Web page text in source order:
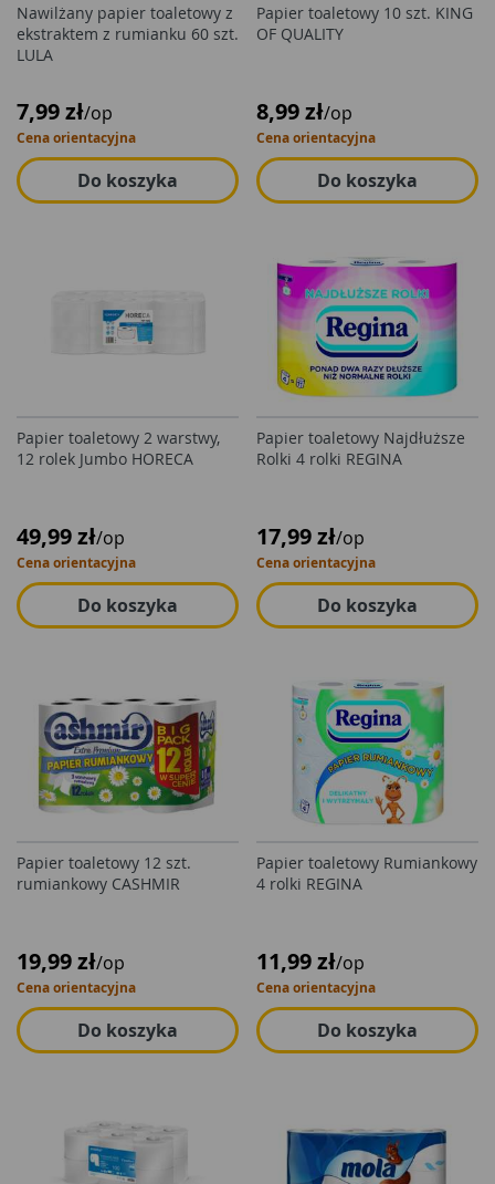
Nawilżany papier toaletowy z
ekstraktem z rumianku 60 szt.
LULA
7,99 zł/op
Cena orientacyjna
Do koszyka
Papier toaletowy 10 szt. KING
OF QUALITY
8,99 zł/op
Cena orientacyjna
Do koszyka
Papier toaletowy 2 warstwy,
12 rolek Jumbo HORECA
49,99 zł/op
Cena orientacyjna
Do koszyka
Papier toaletowy Najdłuższe
Rolki 4 rolki REGINA
17,99 zł/op
Cena orientacyjna
Do koszyka
Papier toaletowy 12 szt.
rumiankowy CASHMIR
19,99 zł/op
Cena orientacyjna
Do koszyka
Papier toaletowy Rumiankowy
4 rolki REGINA
11,99 zł/op
Cena orientacyjna
Do koszyka